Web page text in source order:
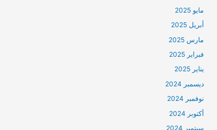
مايو 2025
أبريل 2025
مارس 2025
فبراير 2025
يناير 2025
ديسمبر 2024
نوفمبر 2024
أكتوبر 2024
سبتمبر 2024